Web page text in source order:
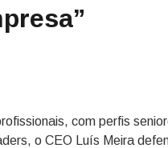
com perfis
o CEO Luís Meira